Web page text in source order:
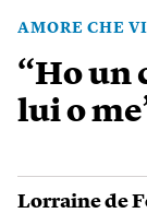
AMORE CHE
“Ho un
lui o
Lorraine de